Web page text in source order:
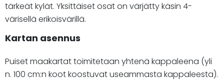
tärkeät kylät. Yksittäiset osat on värjätty käsin 4-
värisellä erikoisvärillä.
Kartan asennus
Puiset maakartat toimitetaan yhtenä kappaleena (yli
n. 100 cm:n koot koostuvat useammasta kappaleesta).